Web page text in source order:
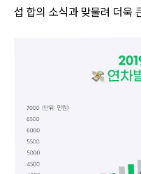
섭 합의 소식과 맞물려 더욱